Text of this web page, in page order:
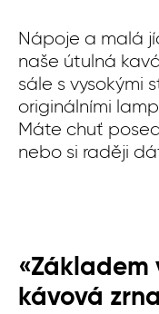
Nápoje a malá
naše útulná
sále s vysokými
originálními
Máte chuť
nebo si raději
«Základem
kávová